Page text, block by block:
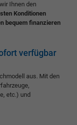
Ihnen den
Konditionen
bequem finanzieren
verfügbar
aus. Mit den
etc.) und